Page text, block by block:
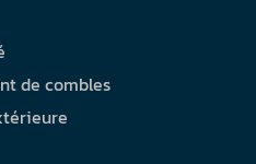
de combles